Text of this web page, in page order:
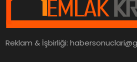
Reklam & İşbirliği: